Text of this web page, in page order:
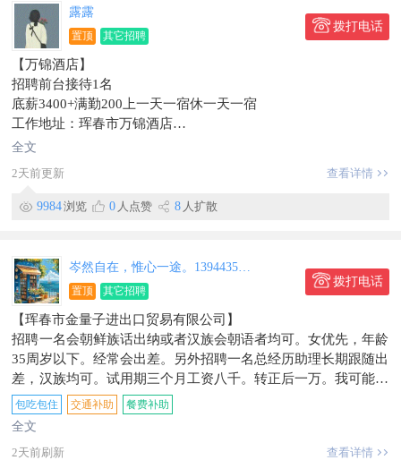
露露
置顶 其它招聘
拨打电话
【万锦酒店】
招聘前台接待1名
底薪3400+满勤200上一天一宿休一天一宿
工作地址：珲春市万锦酒店
信息有效期到2026/03/20
全文
2天前更新
查看详情
9984浏览 0 人点赞 8 人扩散
岑然自在，惟心一途。13944355062
置顶 其它招聘
拨打电话
【珲春市金量子进出口贸易有限公司】
招聘一名会朝鲜族话出纳或者汉族会朝语者均可。女优先，年龄
35周岁以下。经常会出差。另外招聘一名总经历助理长期跟随出
差，汉族均可。试用期三个月工资八千。转正后一万。我可能经
常在朝鲜加我微信xiaozi1986111
地址：靖东小区
包吃包住 交通补助 餐费补助
全文
2天前刷新
查看详情